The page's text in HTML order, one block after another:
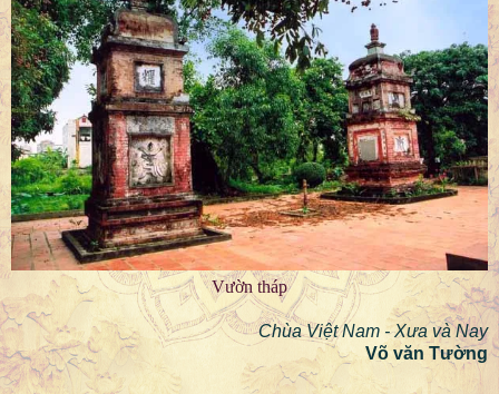
Vườn tháp
Chùa Việt Nam - Xưa và Nay
Võ văn Tường